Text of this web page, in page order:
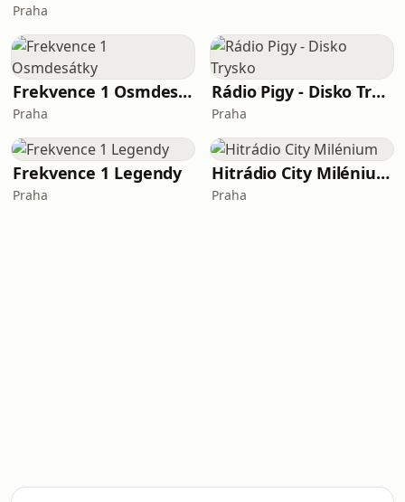
Praha
Frekvence 1 Osmdesátky
Praha
Rádio Pigy - Disko Trysko
Praha
Frekvence 1 Legendy
Praha
Hitrádio City Milénium
Praha